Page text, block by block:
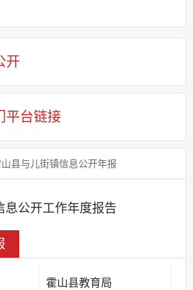
开
平台链接
山县与儿街镇信息公开年报
息公开工作年度报告
霍山县教育局